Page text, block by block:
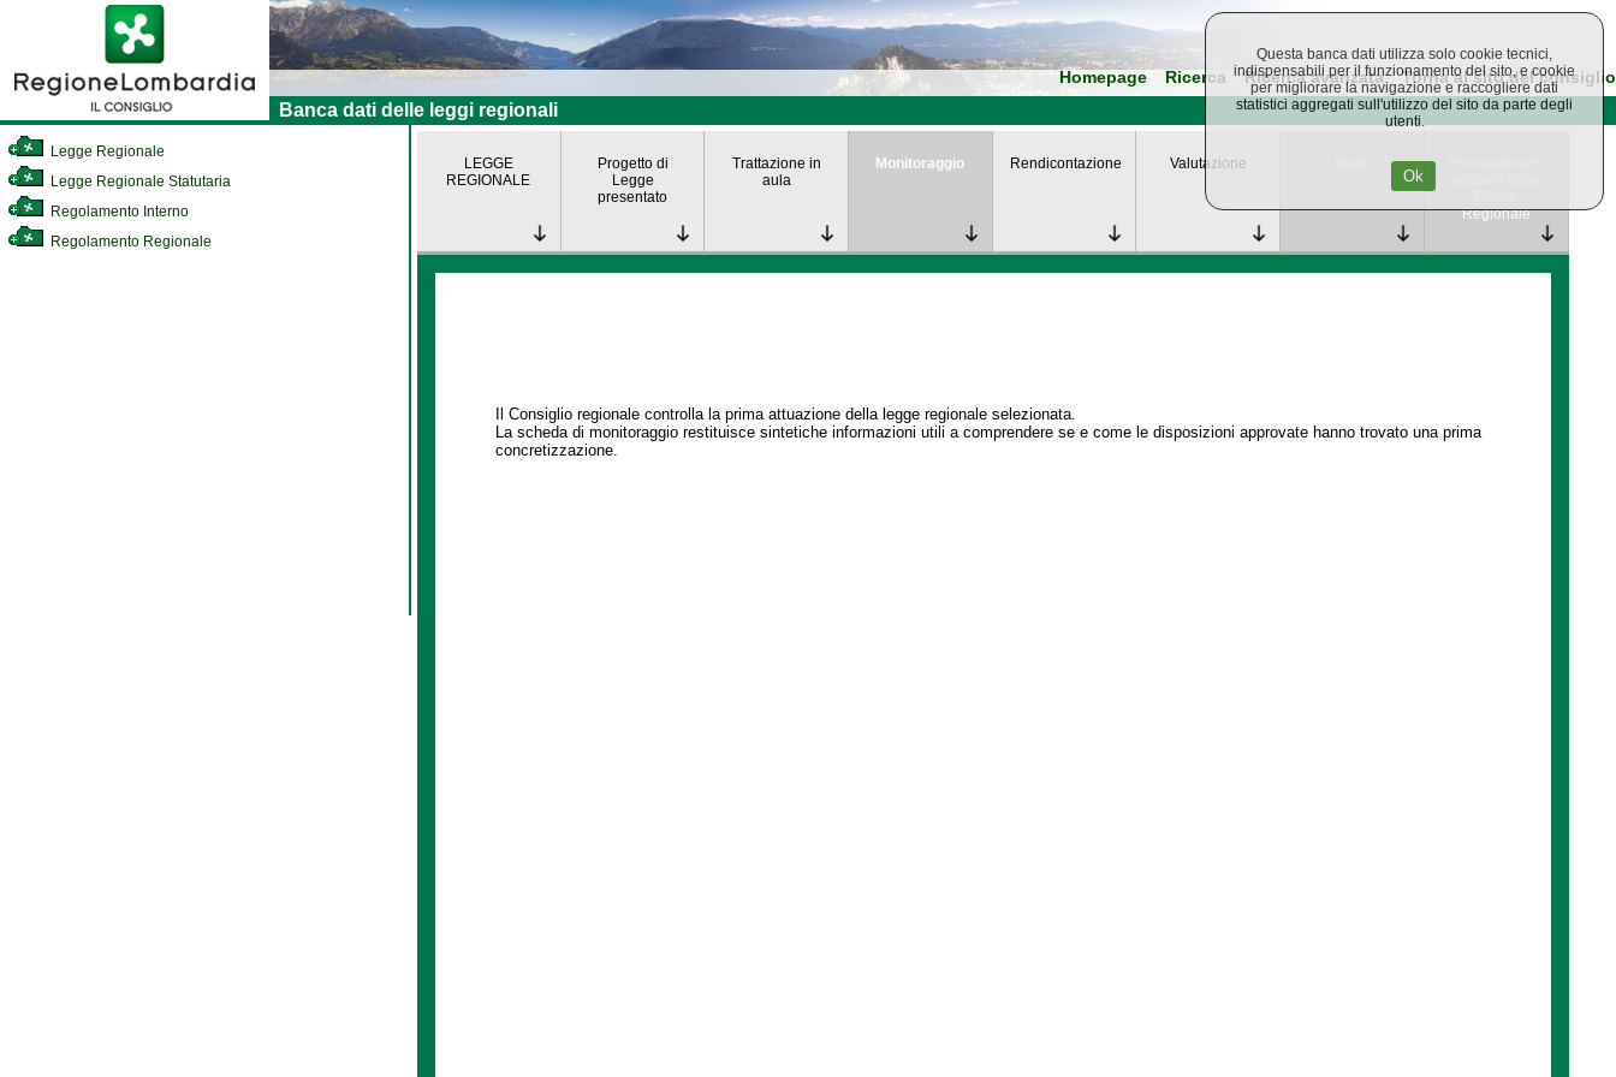
Homepage Ricerca Ricerca avanzata Torna al sito del consiglio
Banca dati delle leggi regionali
Legge Regionale
Legge Regionale Statutaria
Regolamento Interno
Regolamento Regionale
LEGGE
REGIONALE
Progetto di
Legge
presentato
Trattazione in
aula
Monitoraggio Rendicontazione Valutazione
Regionale
Il Consiglio regionale controlla la prima attuazione della legge regionale selezionata.
La scheda di monitoraggio restituisce sintetiche informazioni utili a comprendere se e come le disposizioni approvate hanno trovato una prima
concretizzazione.
Questa banca dati utilizza solo cookie tecnici,
indispensabili per il funzionamento del sito, e cookie
per migliorare la navigazione e raccogliere dati
statistici aggregati sull'utilizzo del sito da parte degli
utenti.
Ok